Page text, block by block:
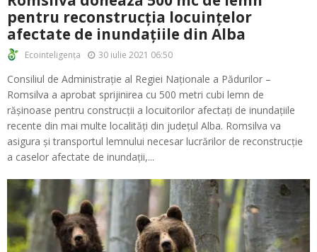
pentru reconstrucția locuințelor
afectate de inundațiile din Alba
Ecointeligența 30 iulie 2021 06:50
Consiliul de Administrație al Regiei Naționale a Pădurilor –
Romsilva a aprobat sprijinirea cu 500 metri cubi lemn de
rășinoase pentru construcții a locuitorilor afectați de inundațiile
recente din mai multe localități din județul Alba. Romsilva va
asigura și transportul lemnului necesar lucrărilor de reconstrucție
a caselor afectate de inundații,...